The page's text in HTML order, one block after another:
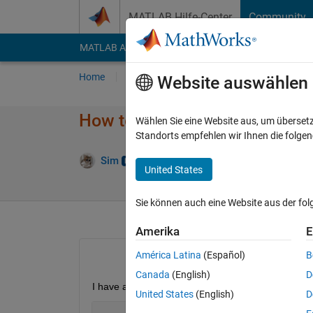
MATLAB Hilfe-Center Community
MATLAB Answers File Exchange Cody
Home Fragen Antworten Durchsuchen
How to get the values of the
Sim 2 Sep. 2024
I have an inset plot, in a log-scale, and I would
Website auswählen
Wählen Sie eine Website aus, um
Standorts empfehlen wir Ihnen die
United States
Sie können auch eine Website aus der
Amerika
América Latina (Español)
Canada (English)
United States (English)